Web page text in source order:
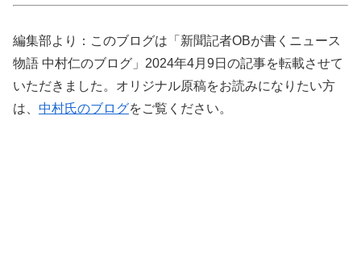
編集部より：このブログは「新聞記者OBが書くニュース
物語 中村仁のブログ」2024年4月9日の記事を転載させて
いただきました。オリジナル原稿をお読みになりたい方
は、 中村氏のブログをご覧ください。